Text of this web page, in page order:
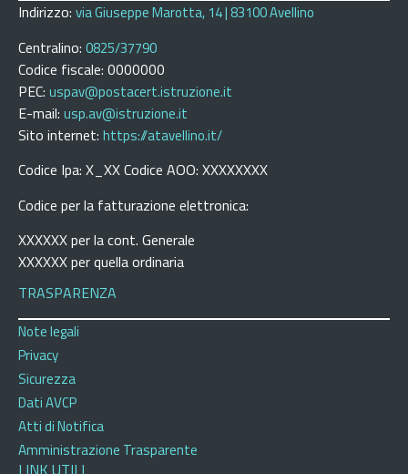
Indirizzo: via Giuseppe Marotta, 14 | 83100 Avellino
Centralino: 0825/37790
Codice fiscale: 0000000
PEC: uspav@postacert.istruzione.it
E-mail: usp.av@istruzione.it
Sito internet: https://atavellino.it/
Codice Ipa: X_XX Codice AOO: XXXXXXXX
Codice per la fatturazione elettronica:
XXXXXX per la cont. Generale
XXXXXX per quella ordinaria
TRASPARENZA
Note legali
Privacy
Sicurezza
Dati AVCP
Atti di Notifica
Amministrazione Trasparente